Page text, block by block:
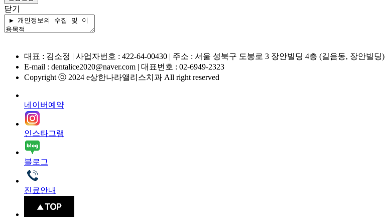
닫기
대표 : 김소정 | 사업자번호 : 422-64-00430 | 주소 : 서울 성북구 도봉로 3 장안빌딩 4층 (길음동, 장안빌딩)
E-mail : dentalice2020@naver.com | 대표번호 : 02-6949-2323
Copyright ⓒ 2024 e상한나라앨리스치과 All right reserved
네이버예약
인스타그램
블로그
진료안내